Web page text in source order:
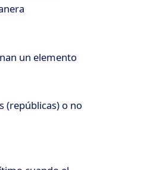
un elemento
(repúblicas) o no